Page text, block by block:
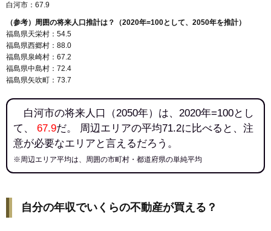
白河市：67.9
（参考）周囲の将来人口推計は？（2020年=100として、2050年を推計）
福島県天栄村：54.5
福島県西郷村：88.0
福島県泉崎村：67.2
福島県中島村：72.4
福島県矢吹町：73.7
白河市の将来人口（2050年）は、2020年=100とし
て、 67.9だ。 周辺エリアの平均71.2に比べると、注
意が必要なエリアと言えるだろう。
※周辺エリア平均は、周囲の市町村・都道府県の単純平均
自分の年収でいくらの不動産が買える？